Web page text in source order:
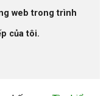
web trong trình
của tôi.